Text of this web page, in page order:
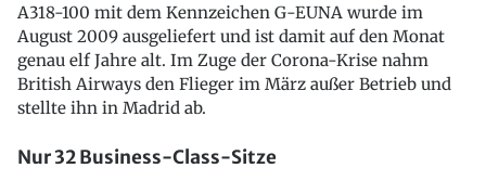
A318-100 mit dem Kennzeichen G-EUNA wurde im
August 2009 ausgeliefert und ist damit auf den Monat
genau elf Jahre alt. Im Zuge der Corona-Krise nahm
British Airways den Flieger im März außer Betrieb und
stellte ihn in Madrid ab.
Nur 32 Business-Class-Sitze